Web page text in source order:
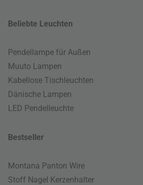
Beliebte Leuchten
Pendellampe für Außen
Muuto Lampen
Kabellose Tischleuchten
Dänische Lampen
LED Pendelleuchte
Bestseller
Montana Panton Wire
Stoff Nagel Kerzenhalter